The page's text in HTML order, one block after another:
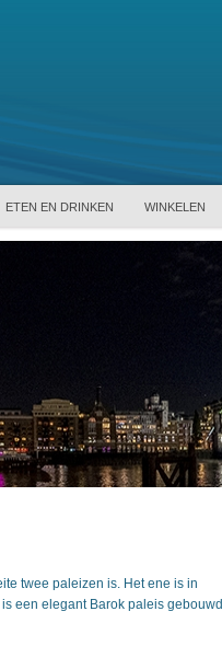
ETEN EN DRINKEN WINKELEN
twee paleizen is. Het ene is in
een elegant Barok paleis gebouwd